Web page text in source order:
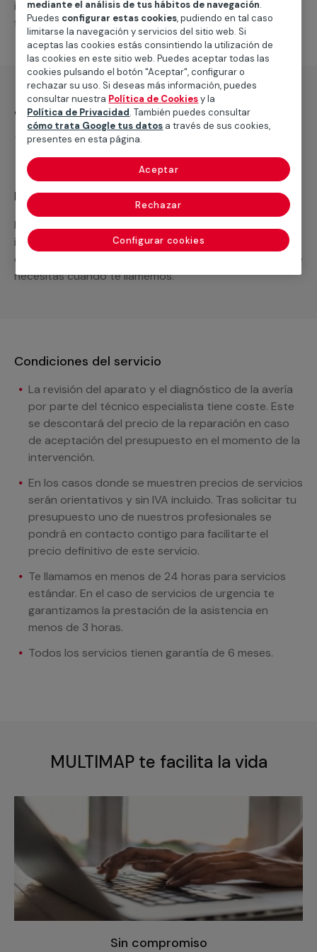
intervenciones a realizar, o la mano de obra que hará
falta para completar tu proyecto.
¿Qué incluye?
Desplazamiento
Recuerda que en MULTIMAP
Podemos ofrecer cualquier servicio a medida
incluyendo todo lo que necesites: materiales,
equipamientos, electrodomésticos, etc. Cuéntanos que
necesitas cuando te llamemos.
Condiciones del servicio
La revisión del aparato y el diagnóstico de la avería
por parte del técnico especialista tiene coste. Este
se descontará del precio de la reparación en caso
de aceptación del presupuesto en el momento de la
intervención.
En los casos donde se muestren precios de servicios
serán orientativos y sin IVA incluido. Tras solicitar tu
presupuesto uno de nuestros profesionales se
pondrá en contacto contigo para facilitarte el
precio definitivo de este servicio.
Te llamamos en menos de 24 horas para servicios
estándar. En el caso de servicios de urgencia te
garantizamos la prestación de la asistencia en
menos de 3 horas.
Todos los servicios tienen garantía de 6 meses.
MULTIMAP te facilita la vida
Sin compromiso
mediante el análisis de tus hábitos de navegación.
Puedes configurar estas cookies, pudiendo en tal caso
limitarse la navegación y servicios del sitio web. Si
aceptas las cookies estás consintiendo la utilización de
las cookies en este sitio web. Puedes aceptar todas las
cookies pulsando el botón "Aceptar", configurar o
rechazar su uso. Si deseas más información, puedes
consultar nuestra Política de Cookiesy la
Política de Privacidad. También puedes consultar
cómo trata Google tus datos a través de sus cookies,
presentes en esta página.
Configurar cookies
Rechazar
Aceptar